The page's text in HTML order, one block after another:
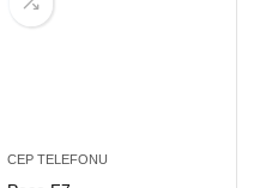
CEP TELEFONU